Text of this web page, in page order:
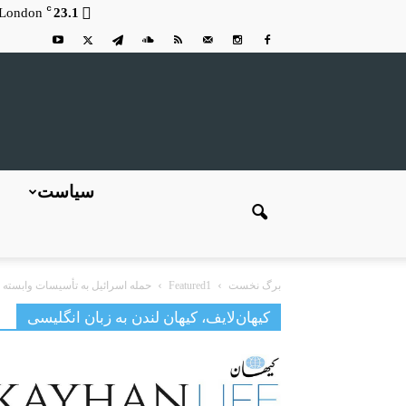
23.1
C
سیاست
برگ نخست Featured1 حمله اسرائیل به تأسیسات
کیهان‌لایف، کیهان لندن به زبان انگلیسی